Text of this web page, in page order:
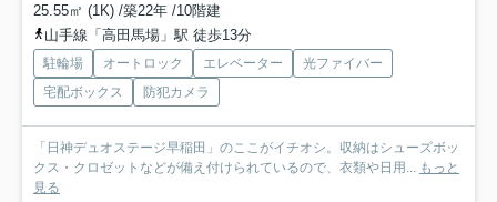
25.55㎡ (1K) /築22年 /10階建
山手線「高田馬場」駅 徒歩13分
駐輪場 オートロック エレベーター
光ファイバー
宅配ボックス
防犯カメラ
「日神デュオステージ早稲田」のここがイチオシ。収納はシューズボッ
クス・クロゼットなどが備え付けられているので、衣類や日用... もっと
見る